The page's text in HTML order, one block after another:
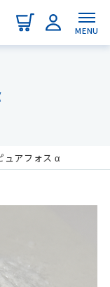
MENU
ュアフォス α